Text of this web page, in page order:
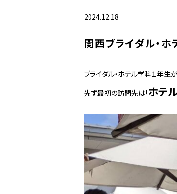
2024.12.18
関西ブライダル・
ブライダル・ホテル学科１年生
先ず最初の訪問先は「ホテ